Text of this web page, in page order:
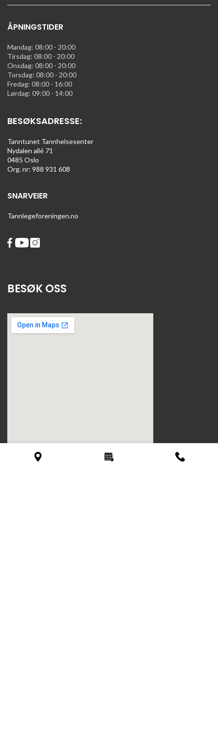
ÅPNINGSTIDER
Mandag: 08:00 - 20:00
Tirsdag: 08:00 - 20:00
Onsdag: 08:00 - 20:00
Torsdag: 08:00 - 20:00
Fredag: 08:00 - 16:00
Lørdag: 09:00 - 14:00
BESØKSADRESSE:
Tanntunet Tannhelsesenter
Nydalen allé 71
0485 Oslo
Org. nr: 988 931 608
SNARVEIER
Tannlegeforeningen.no
BESØK OSS